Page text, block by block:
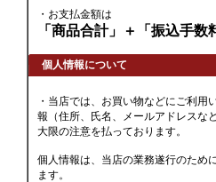
・お支払金額は
「商品合計」＋「振込手数
個人情報について
・当店では、お買い物などにご利用
報（住所、氏名、メールアドレスな
大限の注意を払っております。
個人情報は、当店の業務遂行のため
ます。